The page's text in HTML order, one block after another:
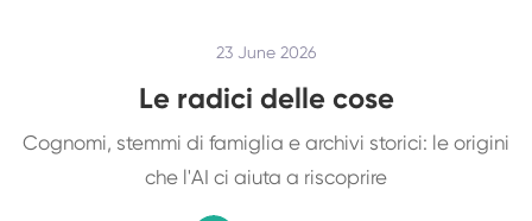
23 June 2026
Le radici delle cose
Cognomi, stemmi di famiglia e archivi storici: le origini
che l'AI ci aiuta a riscoprire